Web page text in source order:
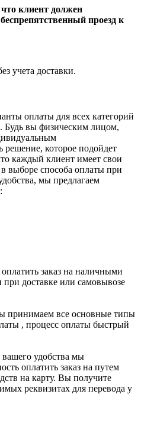
клиент должен
проезд к
учета доставки.
оплаты для всех категорий
Будь вы физическим лицом,
решение, которое подойдет
каждый клиент имеет свои
выборе способа оплаты при
мы предлагаем
заказ на наличными
доставке или самовывозе
принимаем все основные типы
, процесс оплаты быстрый
вашего удобства мы
оплатить заказ на путем
на карту. Вы получите
реквизитах для перевода у